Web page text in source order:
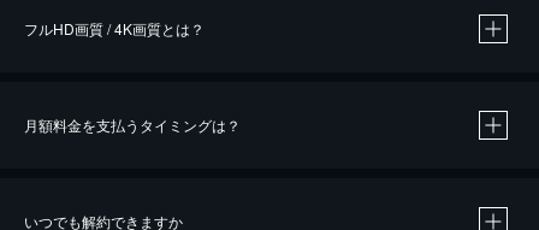
※40％ポイント還元の対象は、クレジットカード決済による作品の購入 / レンタルです。
iOSアプリのUコイン決済による作品の購入 / レンタルは、20％のポイント還元です。
フルHD画質 / 4K画質とは？
月額料金を支払うタイミングは？
いつでも解約できますか